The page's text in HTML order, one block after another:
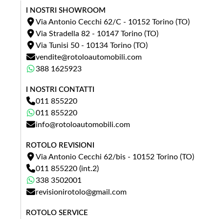
Km
Anno
Foto permuta (opzionale)
FOTO(*.JPG, MAX 3 MB)
Puoi caricare fino a 3 immagini in formato JPG (max 3 MB
ciascuna).
I NOSTRI SHOWROOM
Via Antonio Cecchi 62/C - 10152 Torino (TO)
Via Stradella 82 - 10147 Torino (TO)
Via Tunisi 50 - 10134 Torino (TO)
vendite@rotoloautomobili.com
388 1625923
I NOSTRI CONTATTI
011 855220
011 855220
info@rotoloautomobili.com
ROTOLO REVISIONI
Via Antonio Cecchi 62/bis - 10152 Torino (TO)
011 855220 (int.2)
338 3502001
revisionirotolo@gmail.com
ROTOLO SERVICE